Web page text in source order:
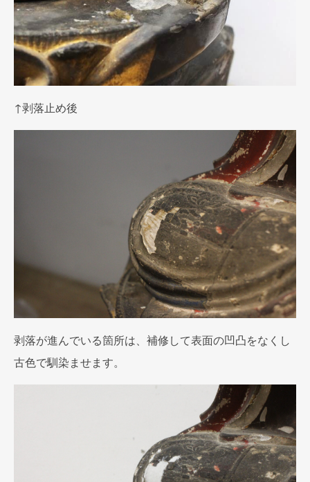
↑剥落止め後
剥落が進んでいる箇所は、補修して表面の凹凸をなくし
古色で馴染ませます。